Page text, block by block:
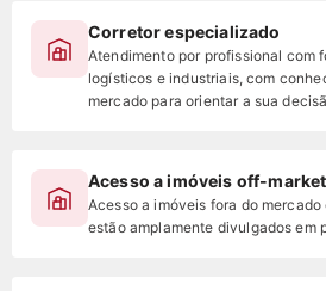
Corretor especializado
Atendimento por profissional com
logísticos e industriais, com
mercado para orientar a sua
Acesso a imóveis off-market
Acesso a imóveis fora do
estão amplamente divulgados em